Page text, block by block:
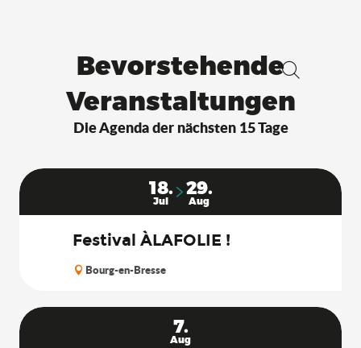
Suche
Bevorstehende
Veranstaltungen
Die Agenda der nächsten 15 Tage
18.
Jul
29.
Aug
Festival ÀLAFOLIE !
Bourg-en-Bresse
7.
Aug